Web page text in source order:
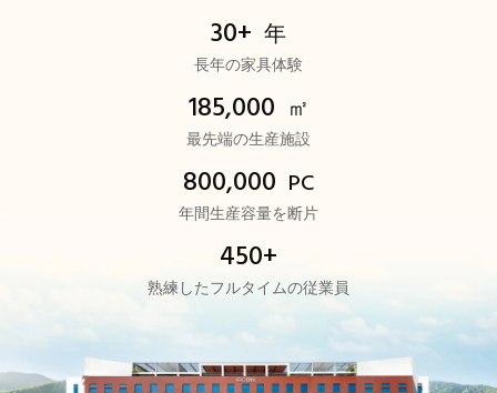
30+ 年
長年の家具体験
185,000 ㎡
最先端の生産施設
800,000 PC
年間生産容量を断片
450+
熟練したフルタイムの従業員